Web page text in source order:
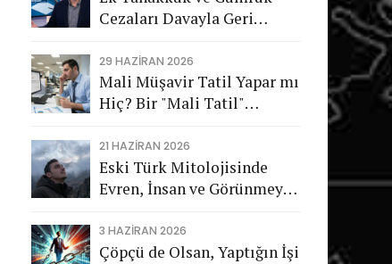
Cezaları Davayla Geri
İşlemlerin Kamuya
Görünmeyen Maliyeti
29 HAZIRAN 2026
Mali Müşavir Tatil Yapar mı
Hiç? Bir "Mali Tatil"
21 HAZIRAN 2026
Eski Türk Mitolojisinde
Evren, İnsan ve Görünmeyen
3 HAZIRAN 2026
Çöpçü de Olsan, Yaptığın İşi